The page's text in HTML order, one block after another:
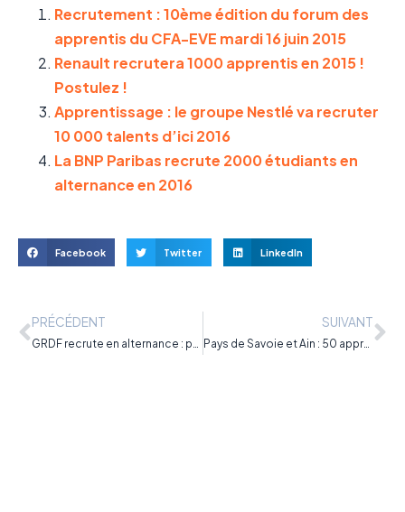
Recrutement : 10ème édition du forum des
apprentis du CFA-EVE mardi 16 juin 2015
Renault recrutera 1000 apprentis en 2015 !
Postulez !
Apprentissage : le groupe Nestlé va recruter
10 000 talents d’ici 2016
La BNP Paribas recrute 2000 étudiants en
alternance en 2016
Facebook Twitter LinkedIn
PRÉCÉDENT
GRDF recrute en alternance : postulez !
SUIVANT
Pays de Savoie et Ain : 50 apprentis recherchés par le GEIQ BTP